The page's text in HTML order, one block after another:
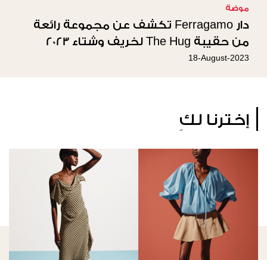
موضة
دار Ferragamo تكشف عن مجموعة رائعة
من حقيبة The Hug لخريف وشتاء 2023
18-August-2023
إخترنا لكِ